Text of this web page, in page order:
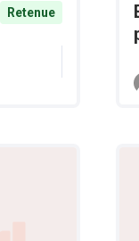
Retenue